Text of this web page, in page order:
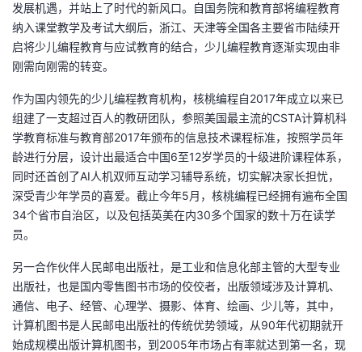
子
直
播
的
活
动
我
的
关
注
我
的
开
发
者
学
堂
我
我
的
Programs
我
的
支
我
的
我
发展机遇，并站上了时代的新风口。自国务院和教育部将编程教育
纳入课堂教学及考试大纲后，浙江、天津等全国各主要省市陆续开
启将少儿编程教育与应试教育的结合，少儿编程教育逐渐实现由非
刚需向刚需的转变。
作为国内领先的少儿编程教育机构，核桃编程自2017年成立以来已
组建了一支超过百人的教研团队，参照美国最主流的CSTA计算机科
学教育标准与教育部2017年颁布的信息技术课程标准，按照学员年
龄进行分层，设计出最适合中国6至12岁学员的十级进阶课程体系，
同时还首创了AI人机双师互动学习辅导系统，切实解决家长担忧，
深受青少年学员的喜爱。截止今年5月，核桃编程已经拥有遍布全国
34个省市自治区，以及包括英美在内30多个国家的数十万在读学
员。
另一合作伙伴人民邮电出版社，是工业和信息化部主管的大型专业
出版社，也是国内零售图书市场的佼佼者，出版领域涉及计算机、
通信、电子、经管、心理学、摄影、体育、绘画、少儿等，其中，
计算机图书是人民邮电出版社的传统优势领域，从90年代初期就开
始成规模出版计算机图书，到2005年市场占有率就达到第一名，现